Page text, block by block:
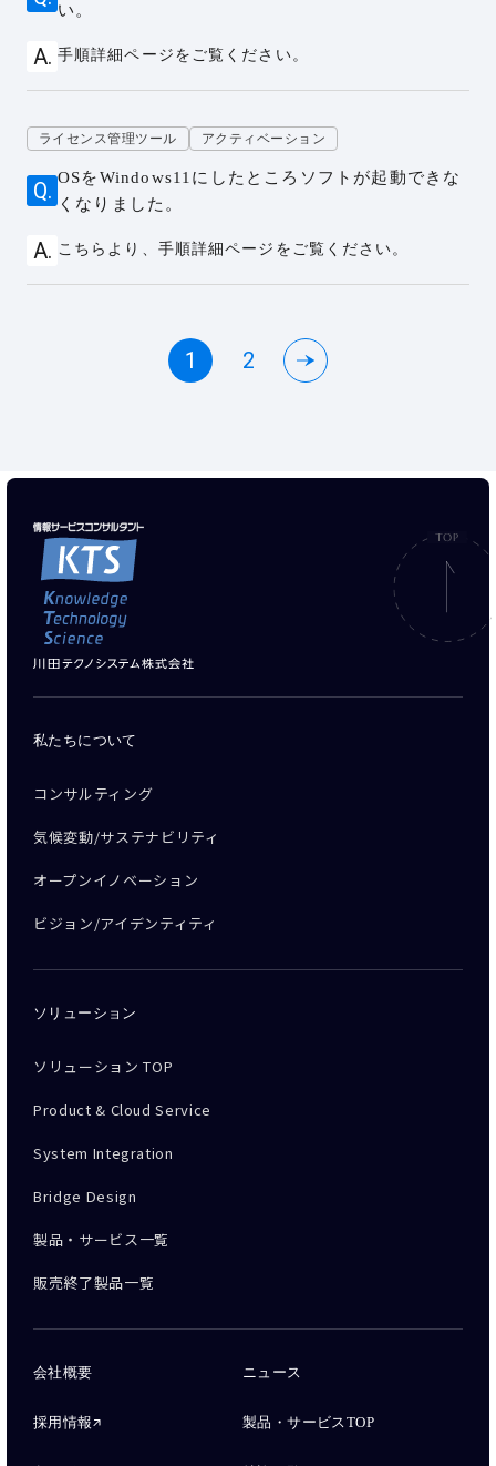
い。
手順詳細ページをご覧ください。
ライセンス管理ツール アクティベーション
OSをWindows11にしたところソフトが起動できな
くなりました。
こちらより、手順詳細ページをご覧ください。
1 2
私たちについて
コンサルティング
気候変動/サステナビリティ
オープンイノベーション
ビジョン/アイデンティティ
ソリューション
ソリューション TOP
Product & Cloud Service
System Integration
Bridge Design
製品・サービス一覧
販売終了製品一覧
会社概要 ニュース
採用情報 製品・サービスTOP